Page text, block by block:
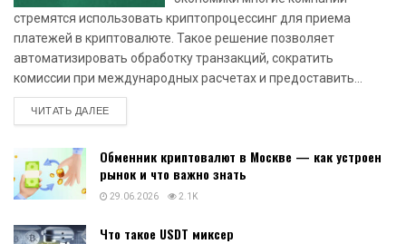
стремятся использовать криптопроцессинг для приема
платежей в криптовалюте. Такое решение позволяет
автоматизировать обработку транзакций, сократить
комиссии при международных расчетах и предоставить...
ЧИТАТЬ ДАЛЕЕDETAILS
Обменник криптовалют в Москве — как устроен
рынок и что важно знать
29.06.2026 2.1K
Что такое USDT миксер